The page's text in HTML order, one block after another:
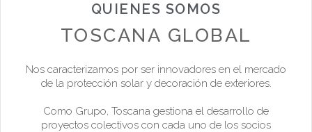
QUIENES SOMOS
TOSCANA GLOBAL
Nos caracterizamos por ser innovadores en el mercado
de la protección solar y decoración de exteriores.
Como Grupo, Toscana gestiona el desarrollo de
proyectos colectivos con cada uno de los socios